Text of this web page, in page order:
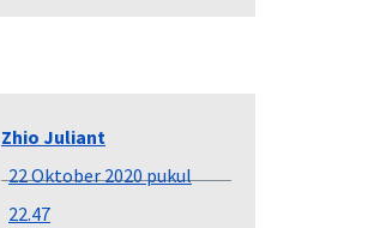
Zhio Juliant
22 Oktober 2020 pukul
22.47